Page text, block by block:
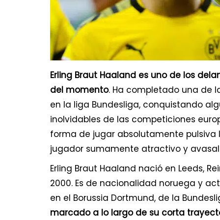
Erling Braut Haaland es uno de los
del momento. Ha completado una de
en la liga Bundesliga, conquistando
inolvidables de las competiciones
forma de jugar absolutamente pulsiva
jugador sumamente atractivo y
Erling Braut Haaland nació en Leeds,
2000. Es de nacionalidad noruega y
en el Borussia Dortmund, de la
marcado a lo largo de su corta